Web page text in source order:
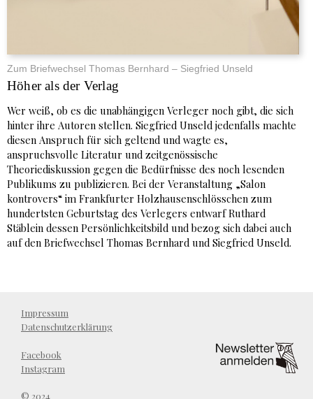
Zum Briefwechsel Thomas Bernhard – Siegfried Unseld
Höher als der Verlag
Wer weiß, ob es die unabhängigen Verleger noch gibt, die sich
hinter ihre Autoren stellen. Siegfried Unseld jedenfalls machte
diesen Anspruch für sich geltend und wagte es,
anspruchsvolle Literatur und zeitgenössische
Theoriediskussion gegen die Bedürfnisse des noch lesenden
Publikums zu publizieren. Bei der Veranstaltung „Salon
kontrovers“ im Frankfurter Holzhausenschlösschen zum
hundertsten Geburtstag des Verlegers entwarf Ruthard
Stäblein dessen Persönlichkeitsbild und bezog sich dabei auch
auf den Briefwechsel Thomas Bernhard und Siegfried Unseld.
Impressum
Datenschutzerklärung
Facebook
Instagram
© 2024